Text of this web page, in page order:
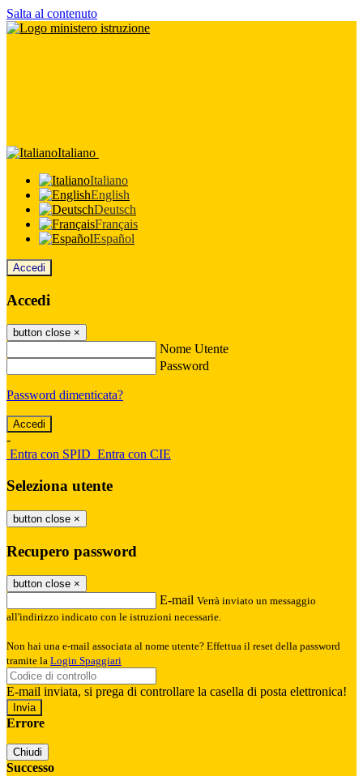
Salta al contenuto
Italiano
Italiano
English
Deutsch
Français
Español
Accedi
Accedi
button close ×
Nome Utente
Password
Password dimenticata?
-
Entra con SPID Entra con CIE
Seleziona utente
button close ×
Recupero password
button close ×
E-mail Verrà inviato un messaggio
all'indirizzo indicato con le istruzioni necessarie.
Non hai una e-mail associata al nome utente? Effettua il reset della password
tramite la Login Spaggiari
E-mail inviata, si prega di controllare la casella di posta elettronica!
Errore
Chiudi
Successo